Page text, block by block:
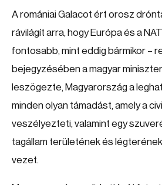
A romániai Galacot ért orosz
rávilágít arra, hogy Európa és a
fontosabb, mint eddig bármikor –
bejegyzésében a magyar
leszögezte, Magyarország a
minden olyan támadást, amely a
veszélyezteti, valamint egy
tagállam területének és
vezet.